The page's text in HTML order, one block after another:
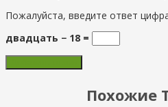
Пожалуйста, введите ответ
двадцать − 18 =
Похожие